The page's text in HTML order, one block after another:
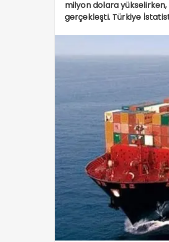
milyon dolara
gerçekleşti. Türkiye